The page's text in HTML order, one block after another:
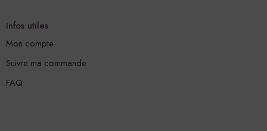
Infos utiles
Mon compte
Suivre ma commande
FAQ